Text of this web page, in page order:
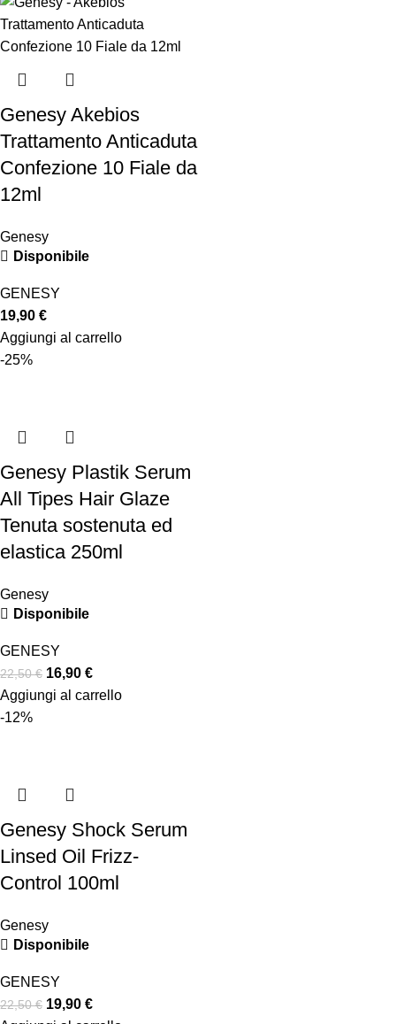
Genesy Akebios
Trattamento Anticaduta
Confezione 10 Fiale da
12ml
Genesy
Disponibile
GENESY
19,90 €
Aggiungi al carrello
-25%
Genesy Plastik Serum
All Tipes Hair Glaze
Tenuta sostenuta ed
elastica 250ml
Genesy
Disponibile
GENESY
22,50€ 16,90 €
Aggiungi al carrello
-12%
Genesy Shock Serum
Linsed Oil Frizz-
Control 100ml
Genesy
Disponibile
GENESY
22,50€ 19,90 €